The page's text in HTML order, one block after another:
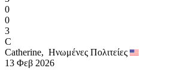
0
0
3
C
Catherine, Ηνωμένες Πολιτείες
13 Φεβ 2026